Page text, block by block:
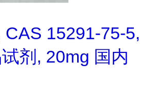
15291-75-5,
剂, 20mg 国内